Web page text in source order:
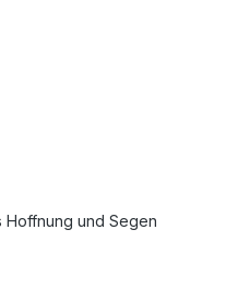
Hoffnung und Segen